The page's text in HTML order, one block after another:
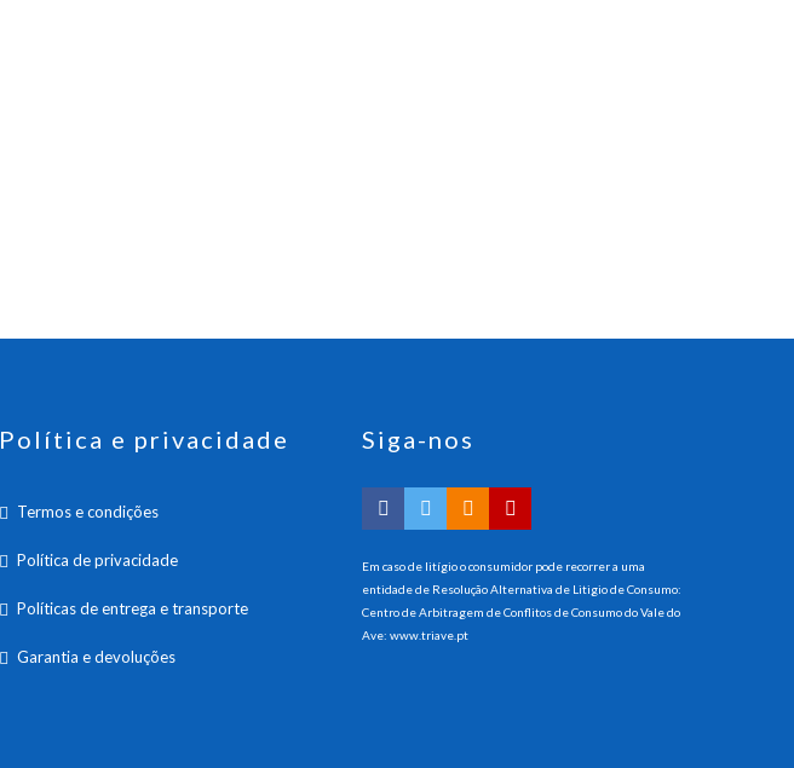
Política e privacidade
Termos e condições
Política de privacidade
Políticas de entrega e transporte
Garantia e devoluções
Siga-nos
Em caso de litígio o consumidor pode recorrer a uma
entidade de Resolução Alternativa de Litigio de Consumo:
Centro de Arbitragem de Conflitos de Consumo do Vale do
Ave: www.triave.pt